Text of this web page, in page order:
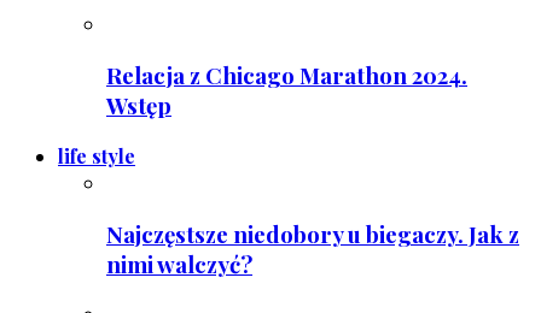
Relacja z Chicago Marathon 2024.
Wstęp
life style
Najczęstsze niedobory u biegaczy. Jak z
nimi walczyć?